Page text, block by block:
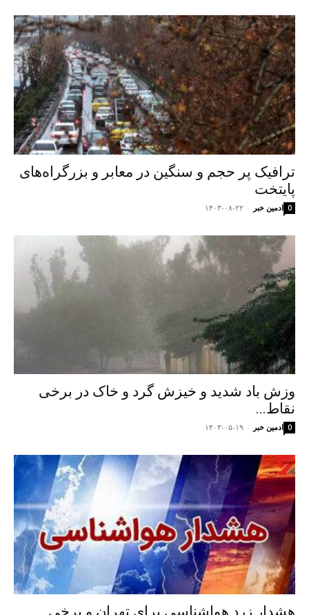
ترافیک پر حجم و سنگین در معابر و بزرگراه‌های
پایتخت
ادمین خبر - ۱۴۰۳-۰۸-۲۲ 0
وزش باد شدید و خیزش گرد و خاک در برخی
نقاط...
ادمین خبر - ۱۴۰۳-۰۵-۱۹ 0
هشدار زرد هواشناسی برای تهران و برخی